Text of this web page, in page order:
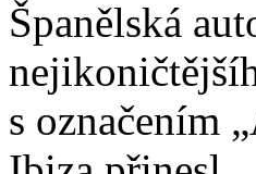
Španělská
s označením